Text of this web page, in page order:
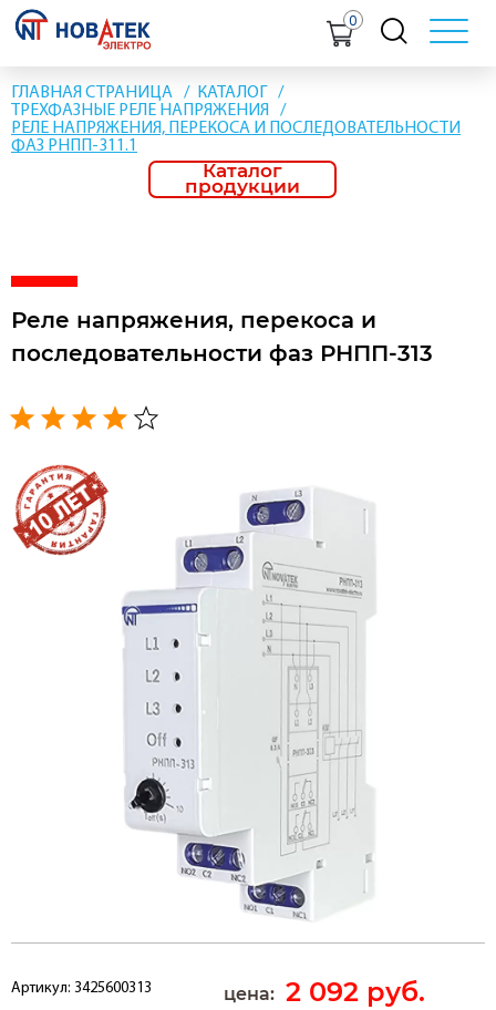
0
ГЛАВНАЯ СТРАНИЦА
КАТАЛОГ
ТРЕХФАЗНЫЕ РЕЛЕ НАПРЯЖЕНИЯ
РЕЛЕ НАПРЯЖЕНИЯ, ПЕРЕКОСА И ПОСЛЕДОВАТЕЛЬНОСТИ
ФАЗ РНПП-311.1
Каталог
продукции
Реле напряжения, перекоса и
последовательности фаз РНПП-313
Артикул: 3425600313 цена: 2 092 руб.